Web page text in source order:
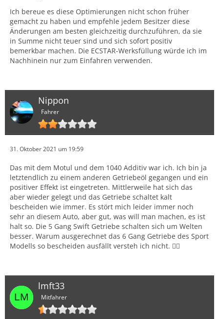
Ich bereue es diese Optimierungen nicht schon früher
gemacht zu haben und empfehle jedem Besitzer diese
Änderungen am besten gleichzeitig durchzuführen, da sie
in Summe nicht teuer sind und sich sofort positiv
bemerkbar machen. Die ECSTAR-Werksfüllung würde ich im
Nachhinein nur zum Einfahren verwenden.
Nippon
Fahrer
31. Oktober 2021 um 19:59
Das mit dem Motul und dem 1040 Additiv war ich. Ich bin ja
letztendlich zu einem anderen Getriebeöl gegangen und ein
positiver Effekt ist eingetreten. Mittlerweile hat sich das
aber wieder gelegt und das Getriebe schaltet kalt
bescheiden wie immer. Es stört mich leider immer noch
sehr an diesem Auto, aber gut, was will man machen, es ist
halt so. Die 5 Gang Swift Getriebe schalten sich um Welten
besser. Warum ausgerechnet das 6 Gang Getriebe des Sport
Modells so bescheiden ausfällt versteh ich nicht. 🤷‍♂️
lmft33
Mitfahrer